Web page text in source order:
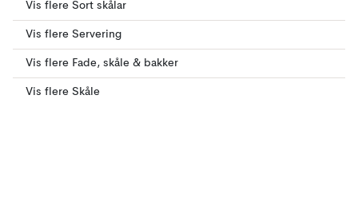
Vis flere Sort skålar
Vis flere Servering
Vis flere Fade, skåle & bakker
Vis flere Skåle